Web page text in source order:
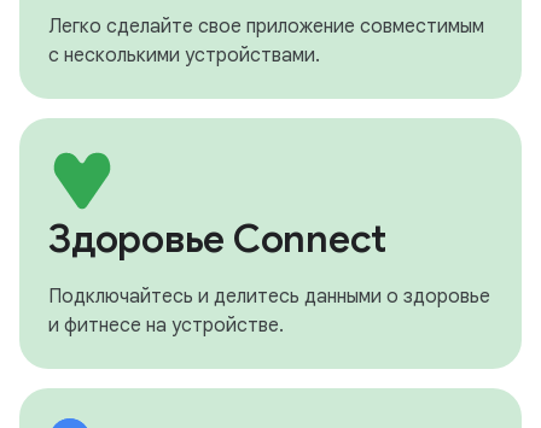
Легко сделайте свое приложение совместимым
с несколькими устройствами.
Здоровье Connect
Подключайтесь и делитесь данными о здоровье
и фитнесе на устройстве.